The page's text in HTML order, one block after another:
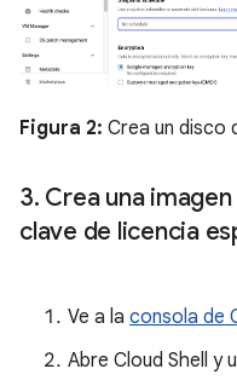
Figura 2: Crea un disco
3. Crea una
clave de licencia
Ve a la consola de
Abre Cloud Shell y